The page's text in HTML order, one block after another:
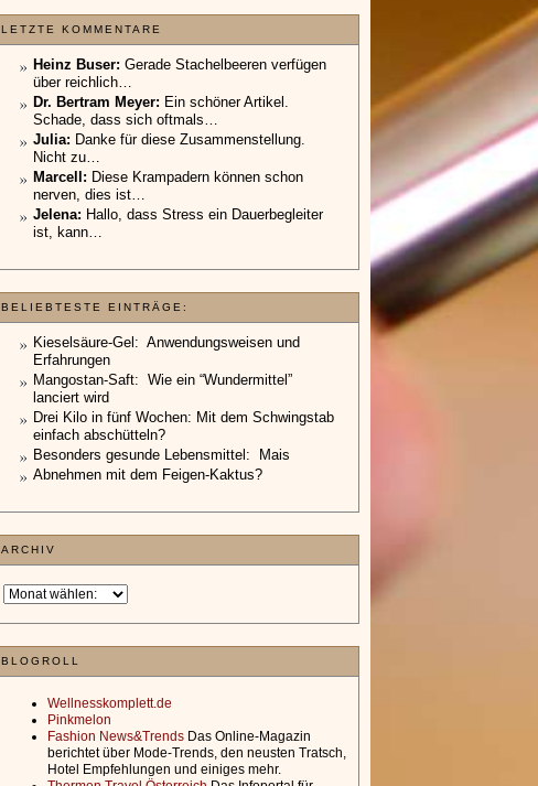
LETZTE KOMMENTARE
Heinz Buser: Gerade Stachelbeeren verfügen
über reichlich…
Dr. Bertram Meyer: Ein schöner Artikel.
Schade, dass sich oftmals…
Julia: Danke für diese Zusammenstellung.
Nicht zu…
Marcell: Diese Krampadern können schon
nerven, dies ist…
Jelena: Hallo, dass Stress ein Dauerbegleiter
ist, kann…
BELIEBTESTE EINTRÄGE:
Kieselsäure-Gel: Anwendungsweisen und
Erfahrungen
Mangostan-Saft: Wie ein “Wundermittel”
lanciert wird
Drei Kilo in fünf Wochen: Mit dem Schwingstab
einfach abschütteln?
Besonders gesunde Lebensmittel: Mais
Abnehmen mit dem Feigen-Kaktus?
ARCHIV
BLOGROLL
Wellnesskomplett.de
Pinkmelon
Fashion News&Trends Das Online-Magazin
berichtet über Mode-Trends, den neusten Tratsch,
Hotel Empfehlungen und einiges mehr.